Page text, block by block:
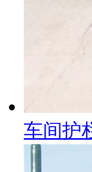
车间护